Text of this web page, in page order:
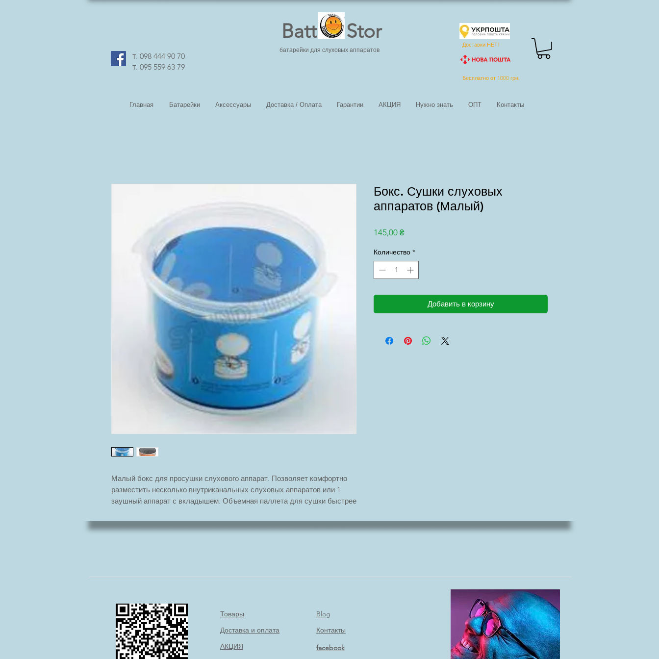
т. 098 444 90 70
т. 095 559 63 79
Batt Stor
батарейки для слуховых аппаратов
Доставки НЕТ!
Бесплатно от 1000 грн.
Главная Батарейки Аксессуары Доставка / Оплата Гарантии АКЦИЯ Нужно знать ОПТ Контакты
Малый бокс для просушки слухового аппарат. Позволяет комфортно
разместить несколько внутриканальных слуховых аппаратов или 1
заушный аппарат с вкладышем. Объемная паллета для сушки быстрее
дольше.
Бокс. Сушки слуховых
аппаратов (Малый)
145,00 ₴Цена
Количество *
Добавить в корзину
Товары
Доставка и оплата
АКЦИЯ
Blog
Контакты
facebook